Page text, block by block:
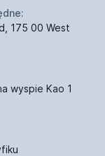
175 00 West
wyspie Kao 1